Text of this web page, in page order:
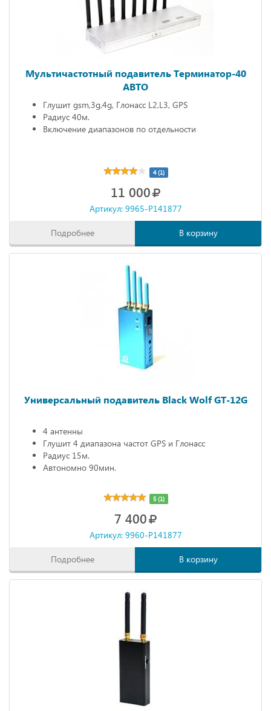
Мультичастотный подавитель Терминатор-40
АВТО
Глушит gsm,3g,4g, Глонасс L2,L3, GPS
Радиус 40м.
Включение диапазонов по отдельности
4 (1)
11 000
Артикул: 9965-P141877
Подробнее В корзину
Универсальный подавитель Black Wolf GT-12G
4 антенны
Глушит 4 диапазона частот GPS и Глонасс
Радиус 15м.
Автономно 90мин.
5 (1)
7 400
Артикул: 9960-P141877
Подробнее В корзину